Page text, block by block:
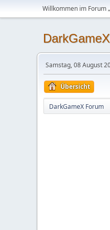
Willkommen im Forum „
Samstag, 08 August
Übersicht
DarkGameX Forum